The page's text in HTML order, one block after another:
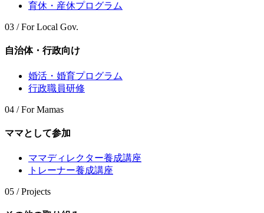
育休・産休プログラム
03 / For Local Gov.
自治体・行政向け
婚活・婚育プログラム
行政職員研修
04 / For Mamas
ママとして参加
ママディレクター養成講座
トレーナー養成講座
05 / Projects